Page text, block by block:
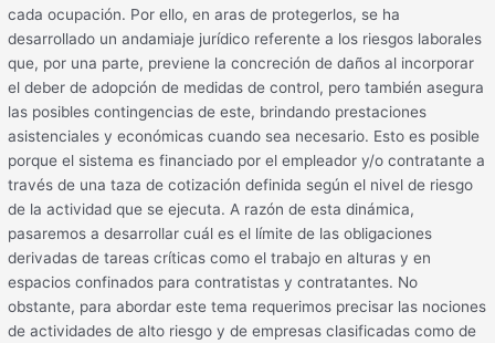
cada ocupación. Por ello, en aras de protegerlos, se ha
desarrollado un andamiaje jurídico referente a los riesgos laborales
que, por una parte, previene la concreción de daños al incorporar
el deber de adopción de medidas de control, pero también asegura
las posibles contingencias de este, brindando prestaciones
asistenciales y económicas cuando sea necesario. Esto es posible
porque el sistema es financiado por el empleador y/o contratante a
través de una taza de cotización definida según el nivel de riesgo
de la actividad que se ejecuta. A razón de esta dinámica,
pasaremos a desarrollar cuál es el límite de las obligaciones
derivadas de tareas críticas como el trabajo en alturas y en
espacios confinados para contratistas y contratantes. No
obstante, para abordar este tema requerimos precisar las nociones
de actividades de alto riesgo y de empresas clasificadas como de